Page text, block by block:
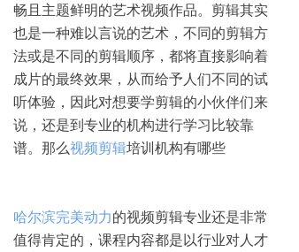
畅且主题鲜明的艺术视频作品。剪辑其实
也是一种难以言说的艺术，不同的剪辑方
法或是不同的剪辑顺序，都将直接影响着
成片的最终效果，从而给予人们不同的试
听体验，因此对想要学剪辑的小伙伴们来
说，还是到专业的机构进行学习比较靠
谱。那么视频剪辑培训机构有哪些
哈尔滨完美动力的视频剪辑专业还是非常
值得肯定的，课程内容都是以行业对人才